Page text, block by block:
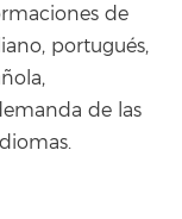
de
portugués,
de las